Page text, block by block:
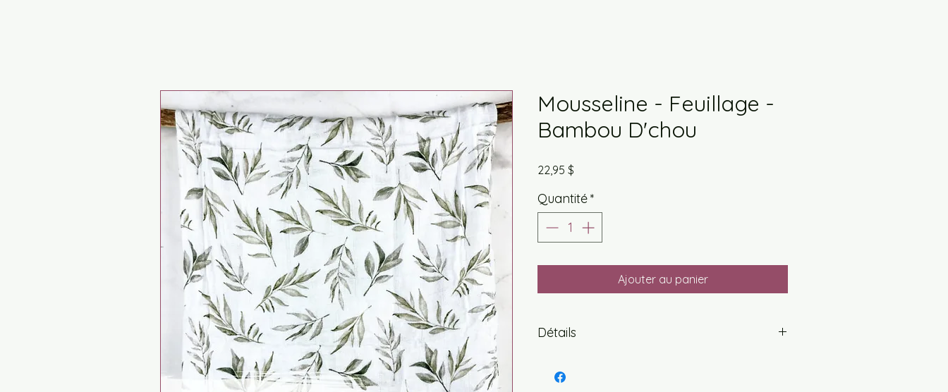
Mousseline - Feuillage -
Bambou D'chou
22,95 $
Quantité*
Ajouter au panier
Détails
sont tellement pratiques!